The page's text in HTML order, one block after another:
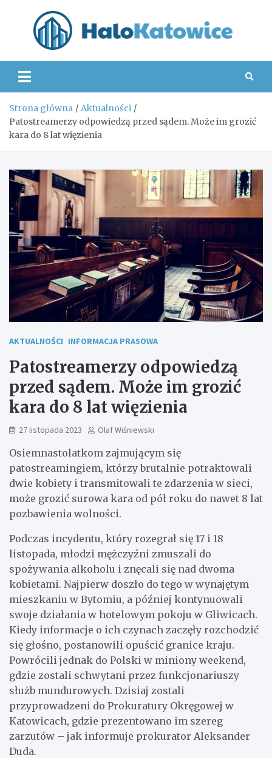
Strona główna
Aktualności
Patostreamerzy odpowiedzą przed sądem. Może im grozić
kara do 8 lat więzienia
AKTUALNOŚCI INFORMACJA PRASOWA
Patostreamerzy odpowiedzą
przed sądem. Może im grozić
kara do 8 lat więzienia
27 listopada 2023 Olaf Wiśniewski
Osiemnastolatkom zajmującym się
patostreamingiem, którzy brutalnie potraktowali
dwie kobiety i transmitowali te zdarzenia w sieci,
może grozić surowa kara od pół roku do nawet 8 lat
pozbawienia wolności.
Podczas incydentu, który rozegrał się 17 i 18
listopada, młodzi mężczyźni zmuszali do
spożywania alkoholu i znęcali się nad dwoma
kobietami. Najpierw doszło do tego w wynajętym
mieszkaniu w Bytomiu, a później kontynuowali
swoje działania w hotelowym pokoju w Gliwicach.
Kiedy informacje o ich czynach zaczęły rozchodzić
się głośno, postanowili opuścić granice kraju.
Powrócili jednak do Polski w miniony weekend,
gdzie zostali schwytani przez funkcjonariuszy
służb mundurowych. Dzisiaj zostali
przyprowadzeni do Prokuratury Okręgowej w
Katowicach, gdzie prezentowano im szereg
zarzutów – jak informuje prokurator Aleksander
Duda.